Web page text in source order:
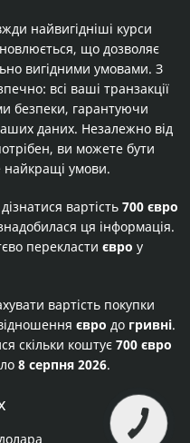
найвигідніші курси
що дозволяє
вигідними умовами. З
всі ваші транзакції
безпеки, гарантуючи
даних. Незалежно від
ви можете бути
найкращі умови.
вартість 700 євро
ця інформація.
перекласти євро у
вартість покупки
євро до гривні.
скільки коштує 700 євро
8 серпня 2026.
КНОПКА
ЗВ'ЯЗКУ